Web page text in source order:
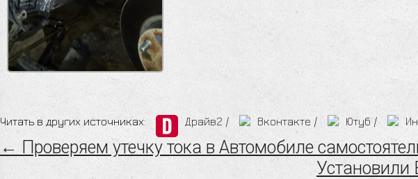
Читать в других источниках: Драйв2 / Вконтакте / Ютуб /
← Проверяем утечку тока в Автомобиле
Установили